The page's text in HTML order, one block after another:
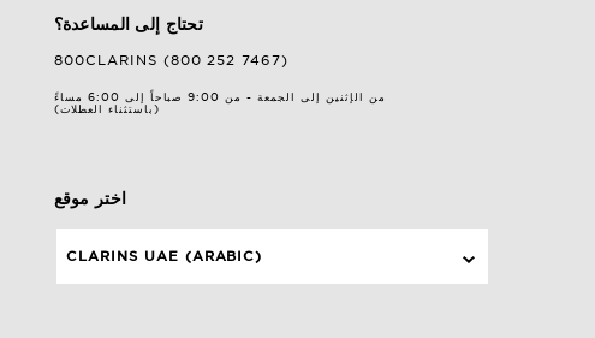
تحتاج إلى المساعدة؟
800CLARINS (800 252 7467)
من الإثنين إلى الجمعة - من 9:00 صباحاً إلى 6:00 مساءً
(باستثناء العطلات)
اختر موقع
CLARINS UAE (ARABIC)